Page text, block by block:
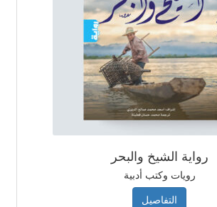
رواية الشيخ والبحر
رويات وكتب أدبية
التفاصيل